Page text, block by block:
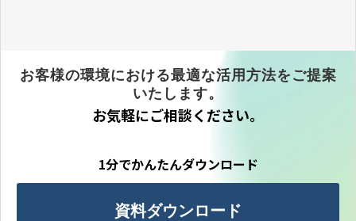
お客様の環境における最適な活用方法をご提案
いたします。
お気軽にご相談ください。
資料ダウンロード
1分でかんたんダウンロード